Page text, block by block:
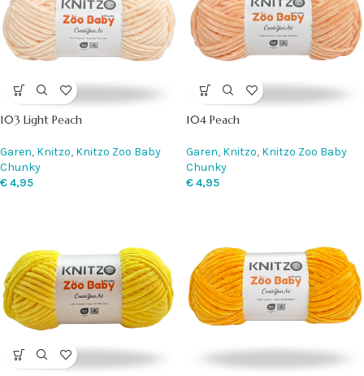
103 Light Peach
Garen, Knitzo, Knitzo Zoo Baby
Chunky
€4,95
104 Peach
Garen, Knitzo, Knitzo Zoo Baby
Chunky
€4,95